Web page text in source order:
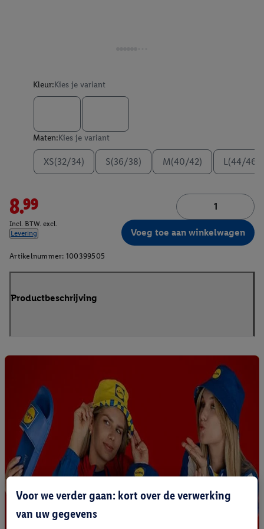
Kleur:Kies je variant
Maten:Kies je variant
XS(32/34) S(36/38) M(40/42) L(44/46)
8.99
Incl. BTW. excl.
Levering
Voeg toe aan winkelwagen
Artikelnummer: 100399505
Productbeschrijving
Voor we verder gaan: kort over de verwerking
van uw gegevens